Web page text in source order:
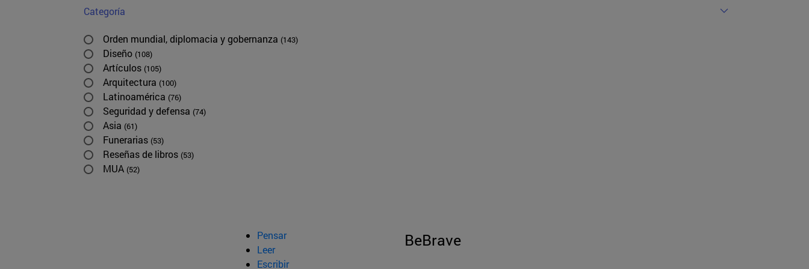
Categoría
Orden mundial, diplomacia y gobernanza (143)
Diseño (108)
Artículos (105)
Arquitectura (100)
Latinoamérica (76)
Seguridad y defensa (74)
Asia (61)
Funerarias (53)
Reseñas de libros (53)
MUA (52)
Pensar
Leer
Escribir
BeBrave